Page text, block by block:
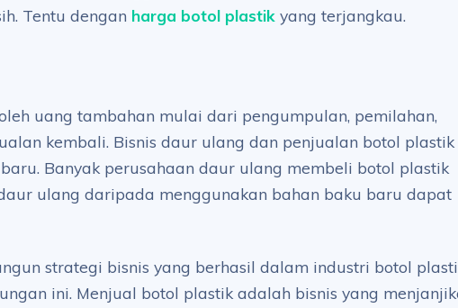
Tentu dengan harga botol plastik yang terjangkau.
uang tambahan mulai dari pengumpulan, pemilahan,
kembali. Bisnis daur ulang dan penjualan botol plastik
Banyak perusahaan daur ulang membeli botol plastik
ulang daripada menggunakan bahan baku baru dapat
strategi bisnis yang berhasil dalam industri botol
ini. Menjual botol plastik adalah bisnis yang